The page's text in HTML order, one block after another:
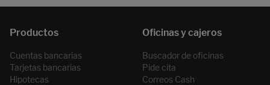
Cuentas bancarias
Tarjetas bancarias
Hipotecas
Buscador de oficinas
Pide cita
Correos Cash